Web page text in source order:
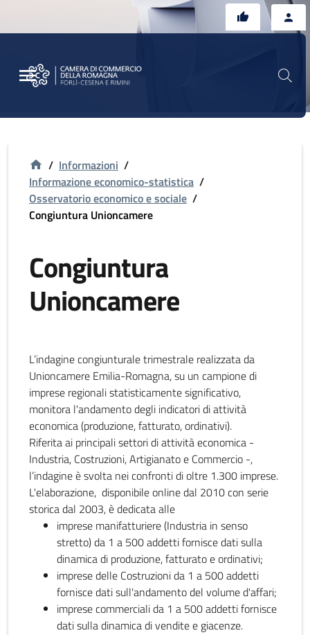
/ Informazioni /
Informazione economico-statistica /
Osservatorio economico e sociale /
Congiuntura Unioncamere
Congiuntura
Unioncamere
L’indagine congiunturale trimestrale realizzata da
Unioncamere Emilia-Romagna, su un campione di
imprese regionali statisticamente significativo,
monitora l'andamento degli indicatori di attività
economica (produzione, fatturato, ordinativi).
Riferita ai principali settori di attività economica -
Industria, Costruzioni, Artigianato e Commercio -,
l’indagine è svolta nei confronti di oltre 1.300 imprese.
L'elaborazione, disponibile online dal 2010 con serie
storica dal 2003, è dedicata alle
imprese manifatturiere (Industria in senso
stretto) da 1 a 500 addetti fornisce dati sulla
dinamica di produzione, fatturato e ordinativi;
imprese delle Costruzioni da 1 a 500 addetti
fornisce dati sull'andamento del volume d'affari;
imprese commerciali da 1 a 500 addetti fornisce
dati sulla dinamica di vendite e giacenze.